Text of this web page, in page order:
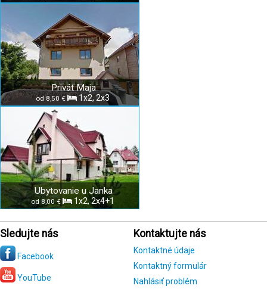
Privát Maja
od 8,50 € 1x2, 2x3
Ubytovanie u Janka
od 8,00 € 1x2, 2x4+1
Sledujte nás
Facebook
YouTube
Kontaktujte nás
Kontaktné údaje
Kontaktný formulár
Nahlásiť problém